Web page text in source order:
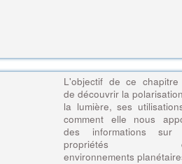
L'objectif de ce
de découvrir la
la lumière, ses
comment elle nous
des informations sur
propriétés
environnements